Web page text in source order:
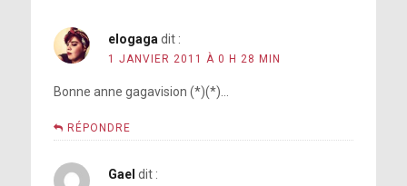
elogaga dit :
1 JANVIER 2011 À 0 H 28 MIN
Bonne anne gagavision (*)(*)…
RÉPONDRE
Gael dit :